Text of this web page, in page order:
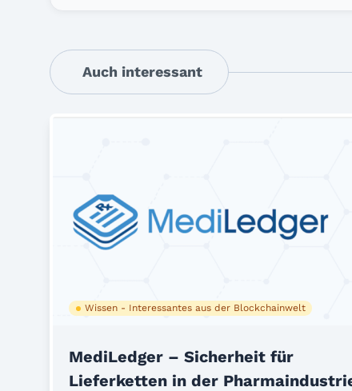
Auch interessant
Wissen - Interessantes aus der Blockchainwelt
MediLedger – Sicherheit für
Lieferketten in der